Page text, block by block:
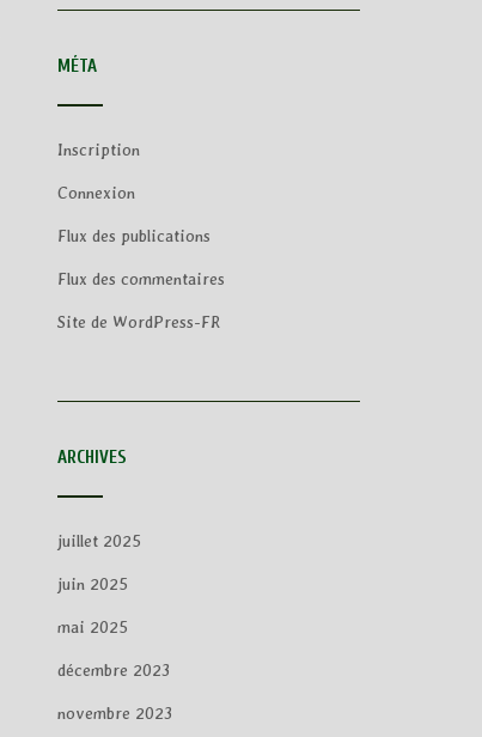
MÉTA
Inscription
Connexion
Flux des publications
Flux des commentaires
Site de WordPress-FR
ARCHIVES
juillet 2025
juin 2025
mai 2025
décembre 2023
novembre 2023